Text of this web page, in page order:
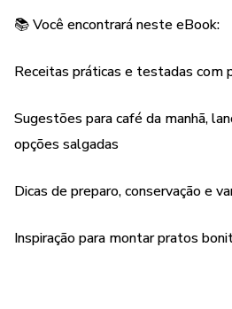
✅ Inspirações criativas com frutas,
✅ Receitas testadas e aprovadas
👉 Prepare waffles incríveis e
📚 Você encontrará neste eBook:
Receitas práticas e testadas com
Sugestões para café da manhã,
opções salgadas
Dicas de preparo, conservação e
Inspiração para montar pratos